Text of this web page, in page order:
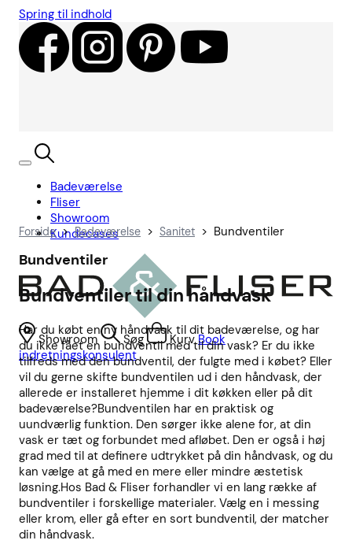
Spring til indhold
Badeværelse
Fliser
Showroom
Kundecases
Showroom Søg KurvBook
indretningskonsulent
Forside > Badeværelse > Sanitet > Bundventiler
Bundventiler
Bundventiler til din håndvask
Har du købt en ny håndvask til dit badeværelse, og har
du ikke fået en bundventil med til din vask? Er du ikke
tilfreds med den bundventil, der fulgte med i købet? Eller
vil du gerne skifte bundventilen ud i den håndvask, der
allerede er installeret hjemme i dit køkken eller på dit
badeværelse?Bundventilen har en praktisk og
uundværlig funktion. Den sørger ikke alene for, at din
vask er tæt og forbundet med afløbet. Den er også i høj
grad med til at definere udtrykket på din håndvask, og du
kan vælge at gå med en mere eller mindre æstetisk
løsning.Hos Bad & Fliser forhandler vi en lang række af
bundventiler i forskellige materialer. Vælg en i messing
eller krom, eller gå efter en sort bundventil, der matcher
din håndvask.